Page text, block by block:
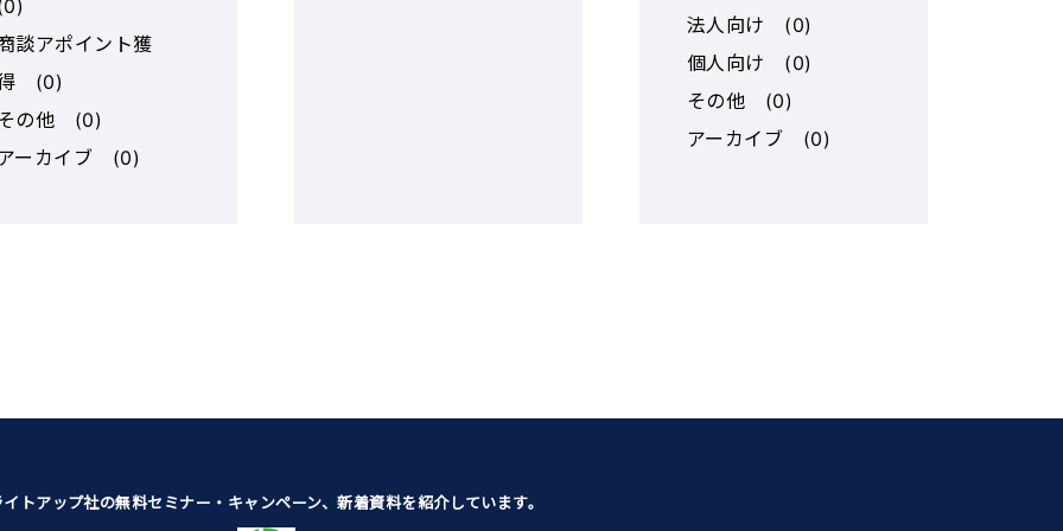
でFC本部
ームが担当
た物件をオ
案。 ご要望
調達サポート
エリアマネ
の引継ぎも簡単 ※招待され
0)
談アポイント獲
(0)
の他 (0)
ーカイブ (0)
法人向け (0)
個人向け (0)
その他 (0)
アーカイブ (0)
イトアップ社の無料セミナー・キャンペーン、新着資料を紹介しています。